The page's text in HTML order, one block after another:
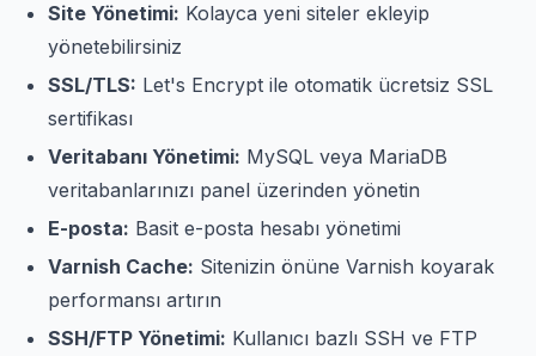
Site Yönetimi: Kolayca yeni siteler ekleyip
yönetebilirsiniz
SSL/TLS: Let's Encrypt ile otomatik ücretsiz SSL
sertifikası
Veritabanı Yönetimi: MySQL veya MariaDB
veritabanlarınızı panel üzerinden yönetin
E-posta: Basit e-posta hesabı yönetimi
Varnish Cache: Sitenizin önüne Varnish koyarak
performansı artırın
SSH/FTP Yönetimi: Kullanıcı bazlı SSH ve FTP